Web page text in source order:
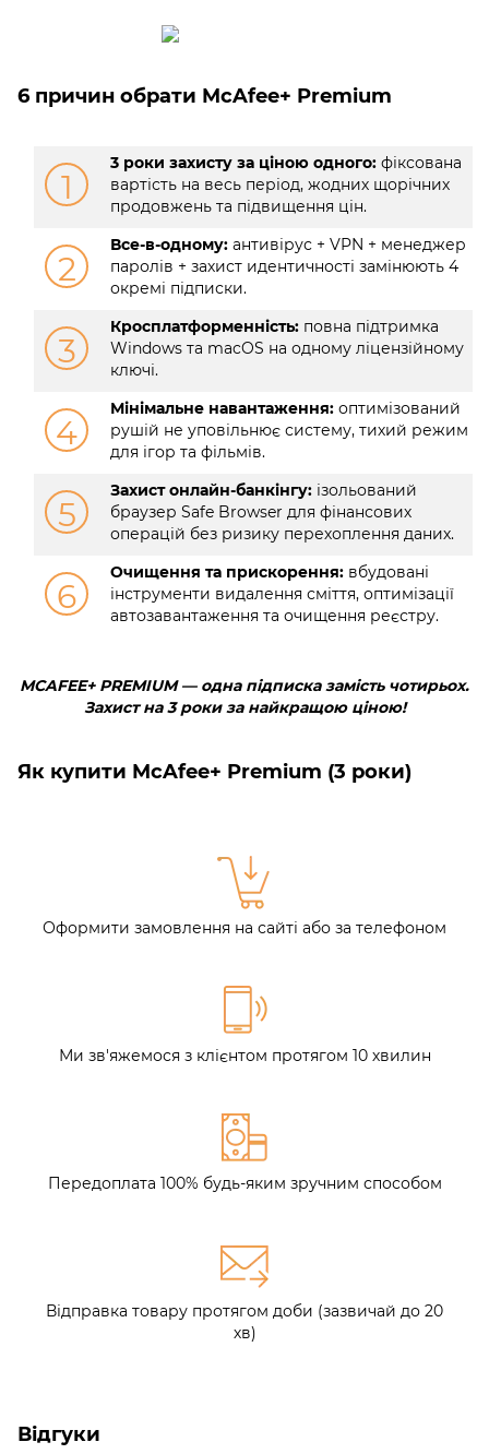
6 причин обрати McAfee+ Premium
1
3 роки захисту за ціною одного: фіксована
вартість на весь період, жодних щорічних
продовжень та підвищення цін.
2
Все-в-одному: антивірус + VPN + менеджер
паролів + захист идентичності замінюють 4
окремі підписки.
3
Кросплатформенність: повна підтримка
Windows та macOS на одному ліцензійному
ключі.
4
Мінімальне навантаження: оптимізований
рушій не уповільнює систему, тихий режим
для ігор та фільмів.
5
Захист онлайн-банкінгу: ізольований
браузер Safe Browser для фінансових
операцій без ризику перехоплення даних.
6
Очищення та прискорення: вбудовані
інструменти видалення сміття, оптимізації
автозавантаження та очищення реєстру.
MCAFEE+ PREMIUM — одна підписка замість чотирьох.
Захист на 3 роки за найкращою ціною!
Як купити McAfee+ Premium (3 роки)
Оформити замовлення на сайті або за телефоном
Ми зв'яжемося з клієнтом протягом 10 хвилин
Передоплата 100% будь-яким зручним способом
Відправка товару протягом доби (зазвичай до 20
хв)
Відгуки